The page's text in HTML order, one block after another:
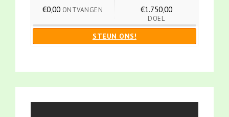
€0,00 ONTVANGEN €1.750,00
DOEL
STEUN ONS!